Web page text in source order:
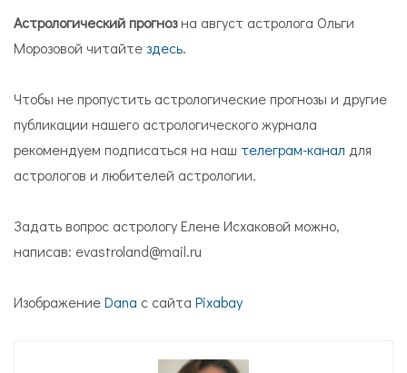
Астрологический прогнозна август астролога Ольги
Морозовой читайтездесь.
Чтобы не пропустить астрологические прогнозы и другие
публикации нашего астрологического журнала
рекомендуем подписаться на наш телеграм-канал для
астрологов и любителей астрологии.
Задать вопрос астрологу Елене Исхаковой можно,
написав: evastroland@mail.ru
ИзображениеDana с сайта Pixabay